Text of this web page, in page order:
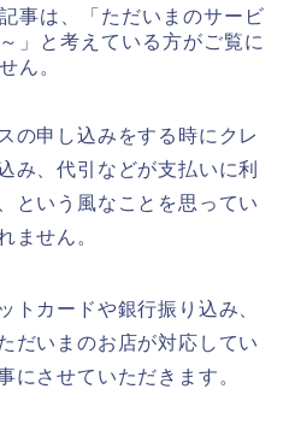
事は、「ただいまのサービ
」と考えている方がご覧に
ん。
の申し込みをする時にクレ
み、代引などが支払いに利
という風なことを思ってい
ません。
トカードや銀行振り込み、
だいまのお店が対応してい
にさせていただきます。